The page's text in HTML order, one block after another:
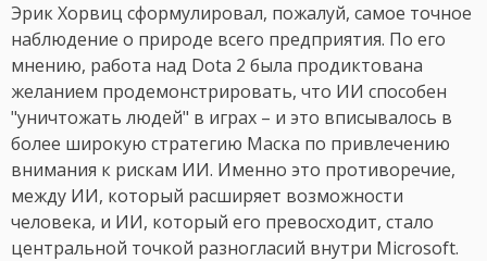
Эрик Хорвиц сформулировал, пожалуй, самое точное
наблюдение о природе всего предприятия. По его
мнению, работа над Dota 2 была продиктована
желанием продемонстрировать, что ИИ способен
"уничтожать людей" в играх – и это вписывалось в
более широкую стратегию Маска по привлечению
внимания к рискам ИИ. Именно это противоречие,
между ИИ, который расширяет возможности
человека, и ИИ, который его превосходит, стало
центральной точкой разногласий внутри Microsoft.